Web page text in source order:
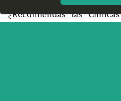
¿Recomiendas las
Santiago Ixtayutla, Oaxaca?